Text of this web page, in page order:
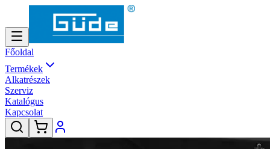
Főoldal
Termékek
Alkatrészek
Szerviz
Katalógus
Kapcsolat